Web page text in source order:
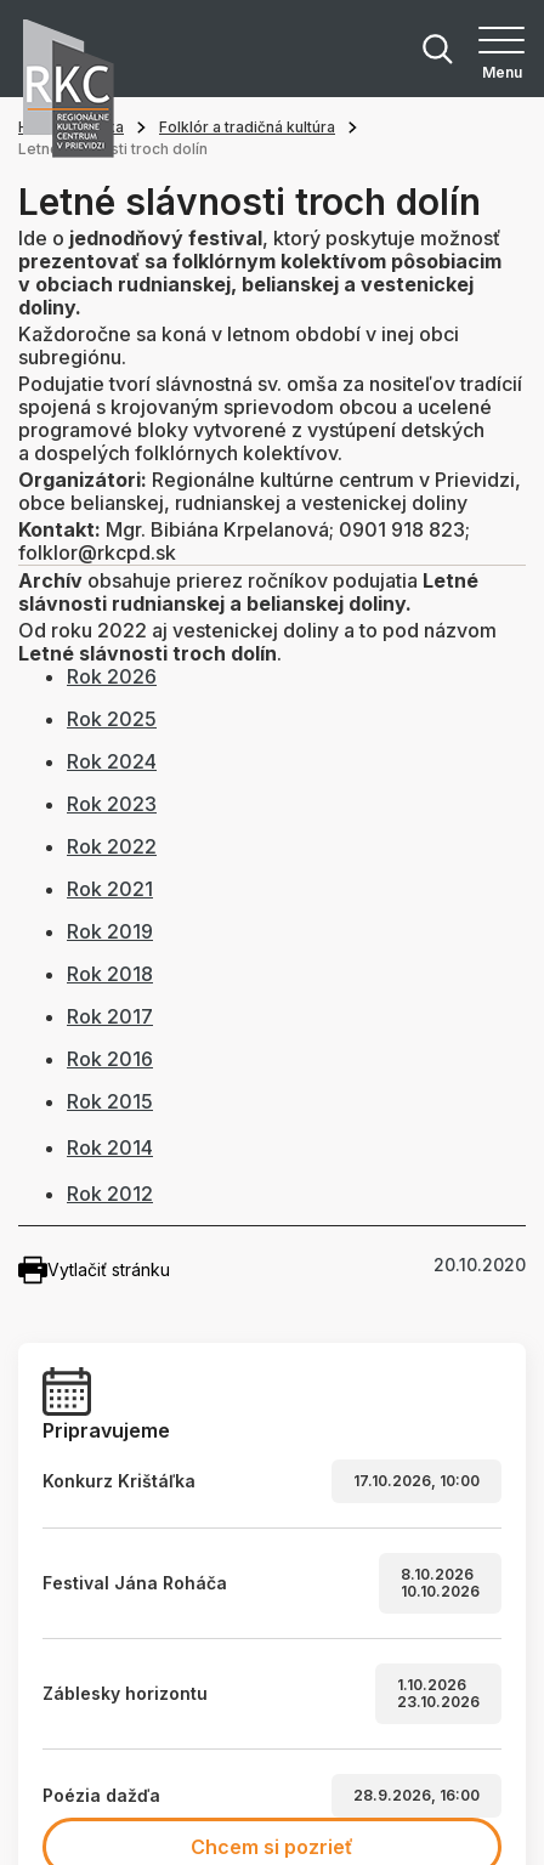
Menu
Hlavná stránka
Folklór a tradičná kultúra
Letné slávnosti troch dolín
Letné slávnosti troch dolín
Ide o jednodňový festival, ktorý poskytuje možnosť
prezentovať sa folklórnym kolektívom pôsobiacim
v obciach rudnianskej, belianskej a vestenickej
doliny.
Každoročne sa koná v letnom období v inej obci
subregiónu.
Podujatie tvorí slávnostná sv. omša za nositeľov tradícií
spojená s krojovaným sprievodom obcou a ucelené
programové bloky vytvorené z vystúpení detských
a dospelých folklórnych kolektívov.
Organizátori: Regionálne kultúrne centrum v Prievidzi,
obce belianskej, rudnianskej a vestenickej doliny
Kontakt: Mgr. Bibiána Krpelanová; 0901 918 823;
folklor@rkcpd.sk
Archív obsahuje prierez ročníkov podujatia Letné
slávnosti rudnianskej a belianskej doliny.
Od roku 2022 aj vestenickej doliny a to pod názvom
Letné slávnosti troch dolín.
Rok 2026
Rok 2025
Rok 2024
Rok 2023
Rok 2022
Rok 2021
Rok 2019
Rok 2018
Rok 2017
Rok 2016
Rok 2015
Rok 2014
Rok 2012
Vytlačiť stránku 20.10.2020
Pripravujeme
Konkurz Krištáľka 17.10.2026, 10:00
Festival Jána Roháča
8.10.2026
10.10.2026
Záblesky horizontu
1.10.2026
23.10.2026
Poézia dažďa 28.9.2026, 16:00
Chcem si pozrieť